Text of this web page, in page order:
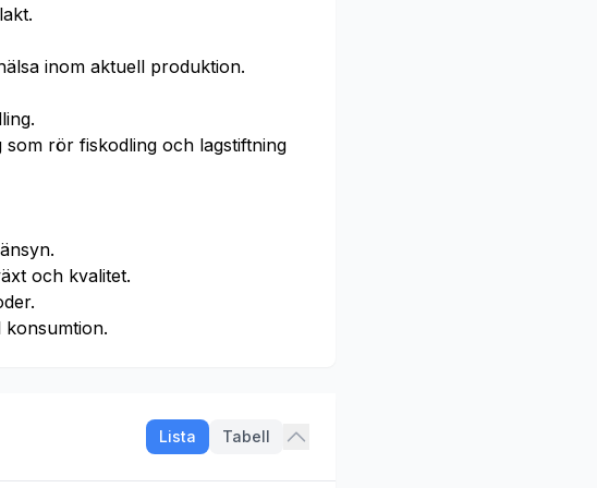
inom aktuell produktion.
rör fiskodling och lagstiftning
och kvalitet.
konsumtion.
Lista Tabell